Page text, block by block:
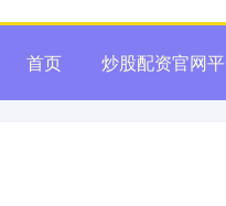
首页 炒股配资官网